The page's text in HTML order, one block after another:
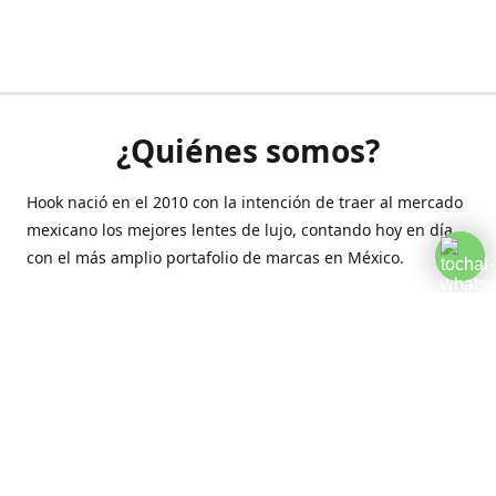
¿Quiénes somos?
Hook nació en el 2010 con la intención de traer al mercado
mexicano los mejores lentes de lujo, contando hoy en día
con el más amplio portafolio de marcas en México.